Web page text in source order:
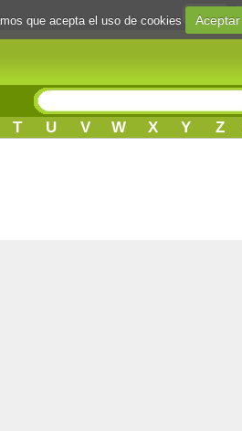
Login
T U V W X Y Z
que acepta el uso de cookies Aceptar